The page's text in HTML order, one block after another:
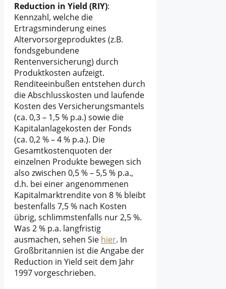
Reduction in Yield (RIY):
Kennzahl, welche die
Ertragsminderung eines
Altervorsorgeproduktes (z.B.
fondsgebundene
Rentenversicherung) durch
Produktkosten aufzeigt.
Renditeeinbußen entstehen durch
die Abschlusskosten und laufende
Kosten des Versicherungsmantels
(ca. 0,3 – 1,5 % p.a.) sowie die
Kapitalanlagekosten der Fonds
(ca. 0,2 % – 4 % p.a.). Die
Gesamtkostenquoten der
einzelnen Produkte bewegen sich
also zwischen 0,5 % – 5,5 % p.a.,
d.h. bei einer angenommenen
Kapitalmarktrendite von 8 % bleibt
bestenfalls 7,5 % nach Kosten
übrig, schlimmstenfalls nur 2,5 %.
Was 2 % p.a. langfristig
ausmachen, sehen Sie hier. In
Großbritannien ist die Angabe der
Reduction in Yield seit dem Jahr
1997 vorgeschrieben.